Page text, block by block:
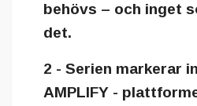
behövs – och inget
det.
2 - Serien markerar
AMPLIFY -